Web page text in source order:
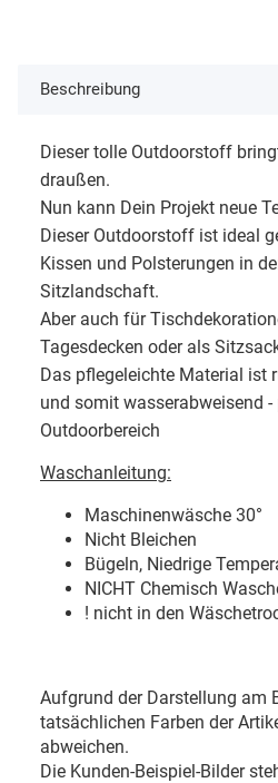
Beschreibung
Dieser tolle Outdoorstoff
draußen.
Nun kann Dein Projekt neue
Dieser Outdoorstoff ist ideal
Kissen und Polsterungen in
Sitzlandschaft.
Aber auch für
Tagesdecken oder als
Das pflegeleichte Material ist
und somit wasserabweisend
Outdoorbereich
Waschanleitung:
Maschinenwäsche 30°
Nicht Bleichen
Bügeln, Niedrige
NICHT Chemisch
! nicht in den
Aufgrund der Darstellung am
tatsächlichen Farben der
abweichen.
Die Kunden-Beispiel-Bilder